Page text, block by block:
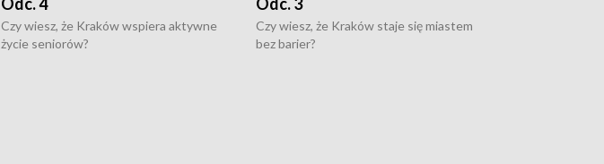
Czy wiesz, że Kraków wspiera aktywne
życie seniorów?
Czy wiesz, że Kraków staje się miastem
bez barier?